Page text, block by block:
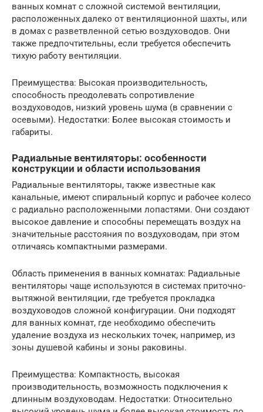
ванных комнат с сложной системой вентиляции,
расположенных далеко от вентиляционной шахты, или
в домах с разветвленной сетью воздуховодов. Они
также предпочтительны, если требуется обеспечить
тихую работу вентиляции.
Преимущества: Высокая производительность,
способность преодолевать сопротивление
воздуховодов, низкий уровень шума (в сравнении с
осевыми). Недостатки: Более высокая стоимость и
габариты.
Радиальные вентиляторы: особенности
конструкции и области использования
Радиальные вентиляторы, также известные как
канальные, имеют спиральный корпус и рабочее колесо
с радиально расположенными лопастями. Они создают
высокое давление и способны перемещать воздух на
значительные расстояния по воздуховодам, при этом
отличаясь компактными размерами.
Область применения в ванных комнатах: Радиальные
вентиляторы чаще используются в системах приточно-
вытяжной вентиляции, где требуется прокладка
воздуховодов сложной конфигурации. Они подходят
для ванных комнат, где необходимо обеспечить
удаление воздуха из нескольких точек, например, из
зоны душевой кабины и зоны раковины.
Преимущества: Компактность, высокая
производительность, возможность подключения к
длинным воздуховодам. Недостатки: Относительно